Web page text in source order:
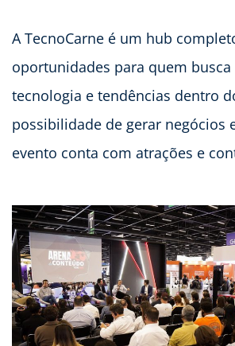
A TecnoCarne é um hub
oportunidades para quem busca
tecnologia e tendências dentro
possibilidade de gerar negócios
evento conta com atrações e